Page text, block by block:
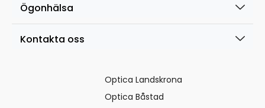
Ögonhälsa
Kontakta oss
Optica Landskrona
Optica Båstad